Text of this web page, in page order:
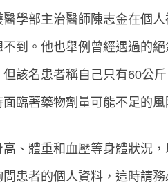
學部主治醫師陳志金在個
到。他也舉例曾經遇過的
該名患者稱自己只有60公
臨著藥物劑量可能不足的風
、體重和血壓等身體狀況
患者的個人資料，這時請